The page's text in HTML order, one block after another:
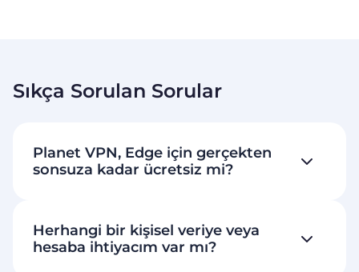
Sıkça Sorulan Sorular
Planet VPN, Edge için gerçekten
sonsuza kadar ücretsiz mi?
Herhangi bir kişisel veriye veya
hesaba ihtiyacım var mı?